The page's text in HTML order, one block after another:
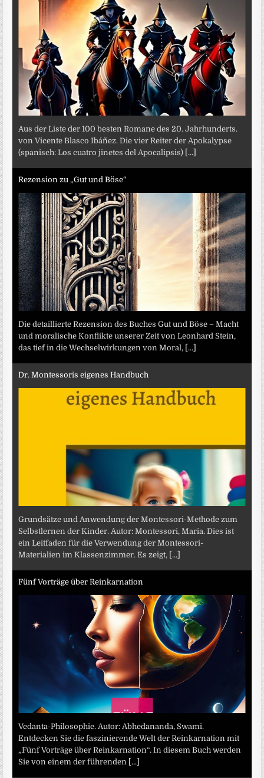
Aus der Liste der 100 besten Romane des 20. Jahrhunderts.
von Vicente Blasco Ibáñez. Die vier Reiter der Apokalypse
(spanisch: Los cuatro jinetes del Apocalipsis) [...]
Rezension zu „Gut und Böse“
Die detaillierte Rezension des Buches Gut und Böse – Macht
und moralische Konflikte unserer Zeit von Leonhard Stein,
das tief in die Wechselwirkungen von Moral, [...]
Dr. Montessoris eigenes Handbuch
Grundsätze und Anwendung der Montessori-Methode zum
Selbstlernen der Kinder. Autor: Montessori, Maria. Dies ist
ein Leitfaden für die Verwendung der Montessori-
Materialien im Klassenzimmer. Es zeigt, [...]
Fünf Vorträge über Reinkarnation
Vedanta-Philosophie. Autor: Abhedananda, Swami.
Entdecken Sie die faszinierende Welt der Reinkarnation mit
„Fünf Vorträge über Reinkarnation“. In diesem Buch werden
Sie von einem der führenden [...]